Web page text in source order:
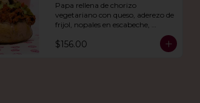
del dia
Papa rellena de chorizo
vegetariano con queso, aderezo de
frijol, nopales en escabeche,
maíz. Con agua del día.
$156.00